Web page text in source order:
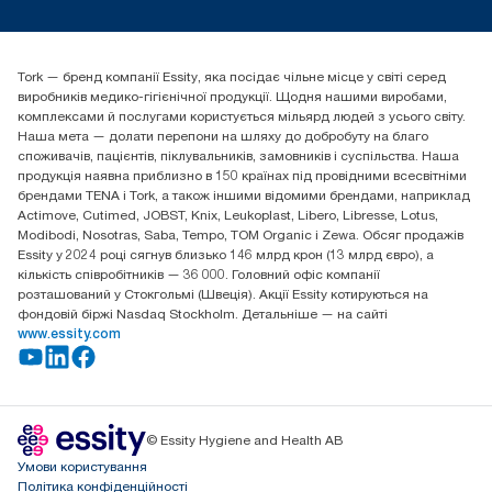
(+38) 044 490 55 66
Essity Україна
04071 м. Київ, вул. Григорія Сковороди 19,
Тел. +38 044 490 55 66
Tork — бренд компанії Essity, яка посідає чільне місце у світі серед
виробників медико-гігієнічної продукції. Щодня нашими виробами,
комплексами й послугами користується мільярд людей з усього світу.
Наша мета — долати перепони на шляху до добробуту на благо
споживачів, пацієнтів, піклувальників, замовників і суспільства. Наша
продукція наявна приблизно в 150 країнах під провідними всесвітніми
брендами TENA і Tork, а також іншими відомими брендами, наприклад
Actimove, Cutimed, JOBST, Knix, Leukoplast, Libero, Libresse, Lotus,
Modibodi, Nosotras, Saba, Tempo, TOM Organic і Zewa. Обсяг продажів
Essity у 2024 році сягнув близько 146 млрд крон (13 млрд євро), а
кількість співробітників — 36 000. Головний офіс компанії
розташований у Стокгольмі (Швеція). Акції Essity котируються на
фондовій біржі Nasdaq Stockholm. Детальніше — на сайті
www.essity.com
© Essity Hygiene and Health AB
Умови користування
Політика конфіденційності